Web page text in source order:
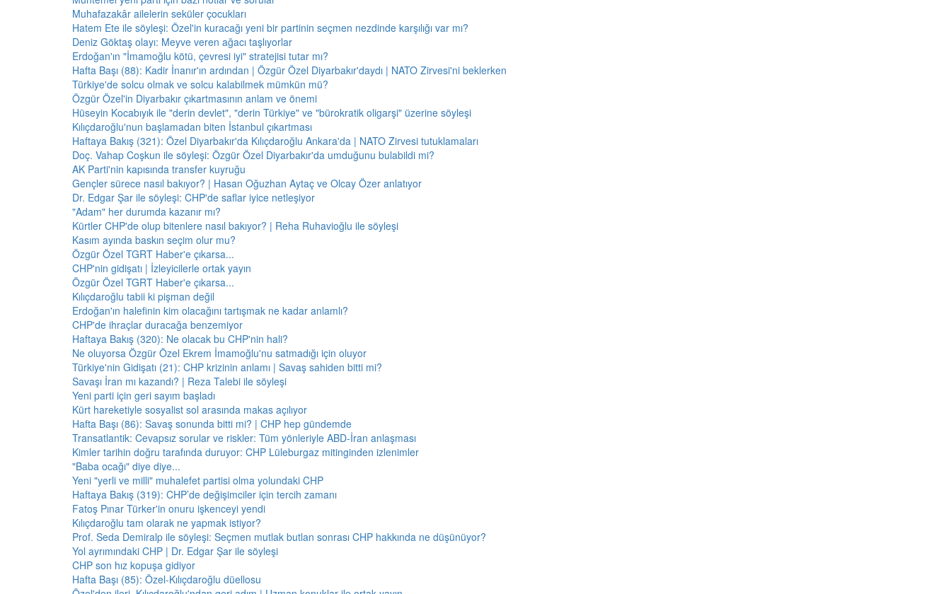
Muhafazakâr ailelerin seküler çocukları
Hatem Ete ile söyleşi: Özel'in kuracağı yeni bir partinin seçmen nezdinde karşılığı var mı?
Deniz Göktaş olayı: Meyve veren ağacı taşlıyorlar
Erdoğan'ın "İmamoğlu kötü, çevresi iyi" stratejisi tutar mı?
Hafta Başı (88): Kadir İnanır'ın ardından | Özgür Özel Diyarbakır'daydı | NATO Zirvesi'ni beklerken
Türkiye'de solcu olmak ve solcu kalabilmek mümkün mü?
Özgür Özel'in Diyarbakır çıkartmasının anlam ve önemi
Hüseyin Kocabıyık ile "derin devlet", "derin Türkiye" ve "bürokratik oligarşi" üzerine söyleşi
Kılıçdaroğlu'nun başlamadan biten İstanbul çıkartması
Haftaya Bakış (321): Özel Diyarbakır'da Kılıçdaroğlu Ankara'da | NATO Zirvesi tutuklamaları
Doç. Vahap Coşkun ile söyleşi: Özgür Özel Diyarbakır'da umduğunu bulabildi mi?
AK Parti'nin kapısında transfer kuyruğu
Gençler sürece nasıl bakıyor? | Hasan Oğuzhan Aytaç ve Olcay Özer anlatıyor
Dr. Edgar Şar ile söyleşi: CHP'de saflar iyice netleşiyor
"Adam" her durumda kazanır mı?
Kürtler CHP'de olup bitenlere nasıl bakıyor? | Reha Ruhavioğlu ile söyleşi
Kasım ayında baskın seçim olur mu?
Özgür Özel TGRT Haber'e çıkarsa...
CHP'nin gidişatı | İzleyicilerle ortak yayın
Özgür Özel TGRT Haber'e çıkarsa...
Kılıçdaroğlu tabii ki pişman değil
Erdoğan'ın halefinin kim olacağını tartışmak ne kadar anlamlı?
CHP'de ihraçlar duracağa benzemiyor
Haftaya Bakış (320): Ne olacak bu CHP'nin hali?
Ne oluyorsa Özgür Özel Ekrem İmamoğlu'nu satmadığı için oluyor
Türkiye'nin Gidişatı (21): CHP krizinin anlamı | Savaş sahiden bitti mi?
Savaşı İran mı kazandı? | Reza Talebi ile söyleşi
Yeni parti için geri sayım başladı
Kürt hareketiyle sosyalist sol arasında makas açılıyor
Hafta Başı (86): Savaş sonunda bitti mi? | CHP hep gündemde
Transatlantik: Cevapsız sorular ve riskler: Tüm yönleriyle ABD-İran anlaşması
Kimler tarihin doğru tarafında duruyor: CHP Lüleburgaz mitinginden izlenimler
"Baba ocağı" diye diye...
Yeni "yerli ve milli" muhalefet partisi olma yolundaki CHP
Haftaya Bakış (319): CHP’de değişimciler için tercih zamanı
Fatoş Pınar Türker'in onuru işkenceyi yendi
Kılıçdaroğlu tam olarak ne yapmak istiyor?
Prof. Seda Demiralp ile söyleşi: Seçmen mutlak butlan sonrası CHP hakkında ne düşünüyor?
Yol ayrımındaki CHP | Dr. Edgar Şar ile söyleşi
CHP son hız kopuşa gidiyor
Hafta Başı (85): Özel-Kılıçdaroğlu düellosu